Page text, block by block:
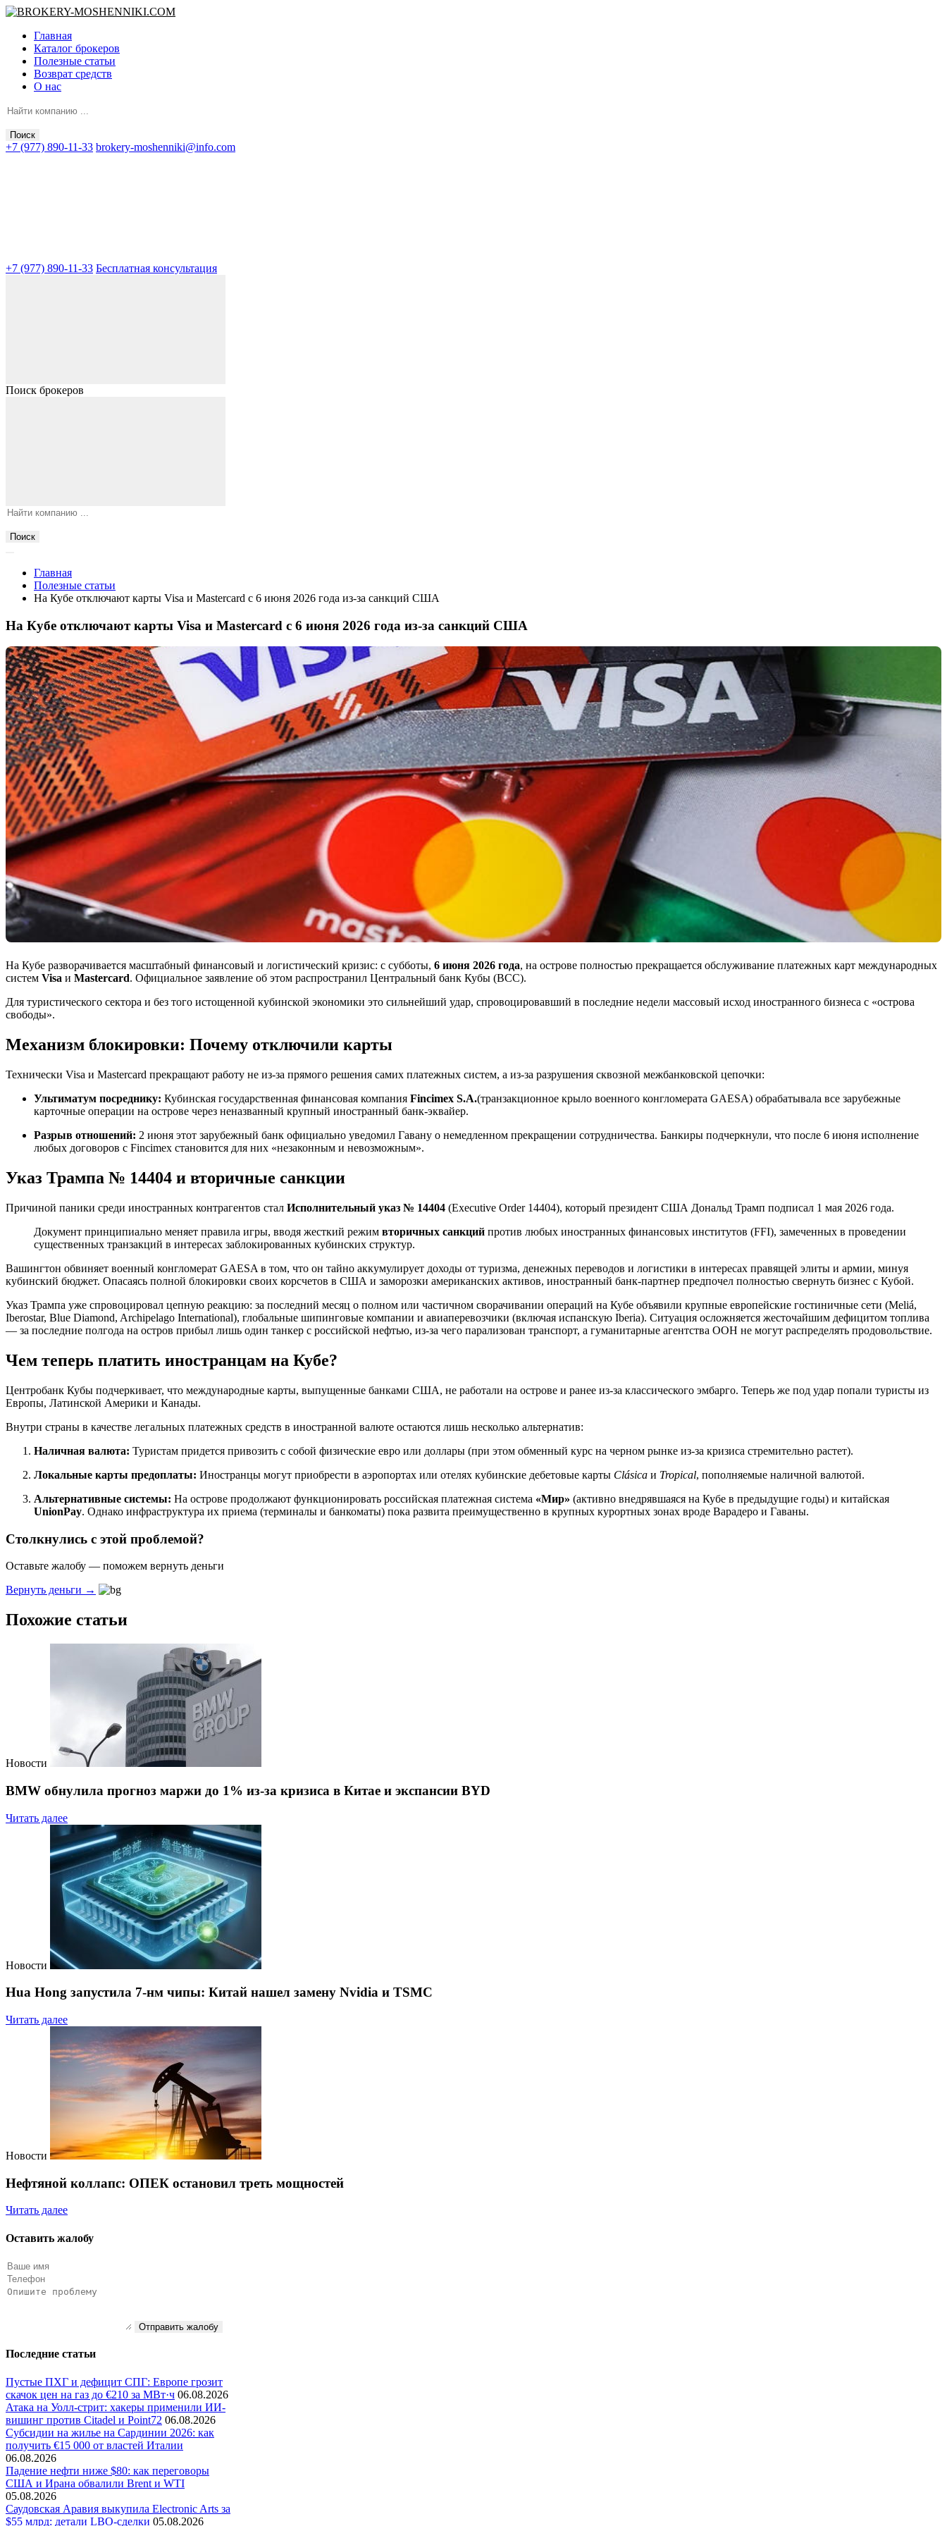
Главная
Каталог брокеров
Полезные статьи
Возврат средств
О нас
Поиск
+7 (977) 890-11-33 brokery-moshenniki@info.com
+7 (977) 890-11-33 Бесплатная консультация
Поиск брокеров
Поиск
Главная
Полезные статьи
На Кубе отключают карты Visa и Mastercard с 6 июня 2026 года из-за санкций США
На Кубе отключают карты Visa и Mastercard с 6 июня 2026 года из-за санкций США
На Кубе разворачивается масштабный финансовый и логистический кризис: с субботы, 6 июня 2026 года, на острове полностью прекращается обслуживание платежных карт международных
систем Visa и Mastercard. Официальное заявление об этом распространил Центральный банк Кубы (BCC).
Для туристического сектора и без того истощенной кубинской экономики это сильнейший удар, спровоцировавший в последние недели массовый исход иностранного бизнеса с «острова
свободы».
Механизм блокировки: Почему отключили карты
Технически Visa и Mastercard прекращают работу не из-за прямого решения самих платежных систем, а из-за разрушения сквозной межбанковской цепочки:
Ультиматум посреднику: Кубинская государственная финансовая компания Fincimex S.A.(транзакционное крыло военного конгломерата GAESA) обрабатывала все зарубежные
карточные операции на острове через неназванный крупный иностранный банк-эквайер.
Разрыв отношений: 2 июня этот зарубежный банк официально уведомил Гавану о немедленном прекращении сотрудничества. Банкиры подчеркнули, что после 6 июня исполнение
любых договоров с Fincimex становится для них «незаконным и невозможным».
Указ Трампа № 14404 и вторичные санкции
Причиной паники среди иностранных контрагентов стал Исполнительный указ № 14404 (Executive Order 14404), который президент США Дональд Трамп подписал 1 мая 2026 года.
Документ принципиально меняет правила игры, вводя жесткий режим вторичных санкций против любых иностранных финансовых институтов (FFI), замеченных в проведении
существенных транзакций в интересах заблокированных кубинских структур.
Вашингтон обвиняет военный конгломерат GAESA в том, что он тайно аккумулирует доходы от туризма, денежных переводов и логистики в интересах правящей элиты и армии, минуя
кубинский бюджет. Опасаясь полной блокировки своих корсчетов в США и заморозки американских активов, иностранный банк-партнер предпочел полностью свернуть бизнес с Кубой.
Указ Трампа уже спровоцировал цепную реакцию: за последний месяц о полном или частичном сворачивании операций на Кубе объявили крупные европейские гостиничные сети (Meliá,
Iberostar, Blue Diamond, Archipelago International), глобальные шипинговые компании и авиаперевозчики (включая испанскую Iberia). Ситуация осложняется жесточайшим дефицитом топлива
— за последние полгода на остров прибыл лишь один танкер с российской нефтью, из-за чего парализован транспорт, а гуманитарные агентства ООН не могут распределять продовольствие.
Чем теперь платить иностранцам на Кубе?
Центробанк Кубы подчеркивает, что международные карты, выпущенные банками США, не работали на острове и ранее из-за классического эмбарго. Теперь же под удар попали туристы из
Европы, Латинской Америки и Канады.
Внутри страны в качестве легальных платежных средств в иностранной валюте остаются лишь несколько альтернатив:
Наличная валюта: Туристам придется привозить с собой физические евро или доллары (при этом обменный курс на черном рынке из-за кризиса стремительно растет).
Локальные карты предоплаты: Иностранцы могут приобрести в аэропортах или отелях кубинские дебетовые карты Clásica и Tropical, пополняемые наличной валютой.
Альтернативные системы: На острове продолжают функционировать российская платежная система «Мир» (активно внедрявшаяся на Кубе в предыдущие годы) и китайская
UnionPay. Однако инфраструктура их приема (терминалы и банкоматы) пока развита преимущественно в крупных курортных зонах вроде Варадеро и Гаваны.
Столкнулись с этой проблемой?
Оставьте жалобу — поможем вернуть деньги
Вернуть деньги →
Похожие статьи
Новости
BMW обнулила прогноз маржи до 1% из-за кризиса в Китае и экспансии BYD
Читать далее
Новости
Hua Hong запустила 7-нм чипы: Китай нашел замену Nvidia и TSMC
Читать далее
Новости
Нефтяной коллапс: ОПЕК остановил треть мощностей
Читать далее
Оставить жалобу
Отправить жалобу
Последние статьи
Пустые ПХГ и дефицит СПГ: Европе грозит
скачок цен на газ до €210 за МВт·ч 06.08.2026
Атака на Уолл-стрит: хакеры применили ИИ-
вишинг против Citadel и Point72 06.08.2026
Субсидии на жилье на Сардинии 2026: как
получить €15 000 от властей Италии
06.08.2026
Падение нефти ниже $80: как переговоры
США и Ирана обвалили Brent и WTI
05.08.2026
Саудовская Аравия выкупила Electronic Arts за
$55 млрд: детали LBO-сделки 05.08.2026